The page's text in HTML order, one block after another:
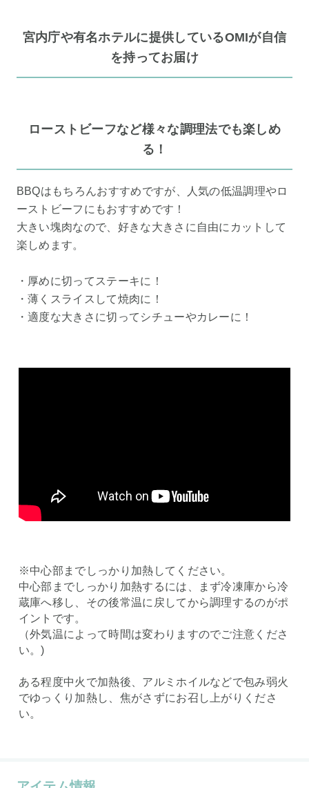
宮内庁や有名ホテルに提供しているOMIが自信
を持ってお届け
ローストビーフなど様々な調理法でも楽しめ
る！
BBQはもちろんおすすめですが、人気の低温調理やロ
ーストビーフにもおすすめです！
大きい塊肉なので、好きな大きさに自由にカットして
楽しめます。
・厚めに切ってステーキに！
・薄くスライスして焼肉に！
・適度な大きさに切ってシチューやカレーに！
※中心部までしっかり加熱してください。
中心部までしっかり加熱するには、まず冷凍庫から冷
蔵庫へ移し、その後常温に戻してから調理するのがポ
イントです。
（外気温によって時間は変わりますのでご注意くださ
い。)
ある程度中火で加熱後、アルミホイルなどで包み弱火
でゆっくり加熱し、焦がさずにお召し上がりくださ
い。